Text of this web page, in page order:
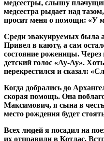
медсестры, слышу
медсестра рыдает над
просит меня о помощи: «У
Среди эвакуируемых была
Привел в каюту, а сам
состояние роженицы.
детский голос «Ау-Ау».
перекрестился и сказал:
Когда добрались до
скорая помощь. Она
Максимович, я сына в
место рождения будет
Всех людей я посадил на
их отправили в Котлас.